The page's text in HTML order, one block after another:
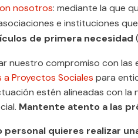
nosotros: mediante la que
e instituciones
de primera necesidad
nuestro compromiso con
a Proyectos Sociales para
estén alineadas con la
Mantente atento a las
personal quieres realizar